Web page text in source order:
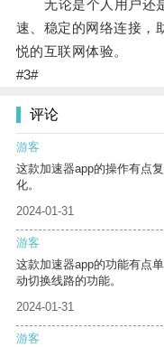
无论是个人用户还是
速、稳定的网络连接，
悦的互联网体验。
#3#
评论
游客
这款加速器app的操作有点
化。
2024-01-31
游客
这款加速器app的功能有点
动切换线路的功能。
2024-01-31
游客